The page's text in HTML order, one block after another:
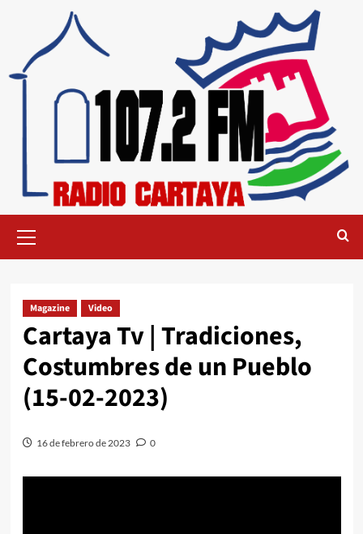
Magazine Video
Cartaya Tv | Tradiciones,
Costumbres de un Pueblo
(15-02-2023)
16 de febrero de 2023 0